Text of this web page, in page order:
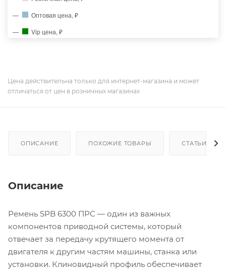
Оптовая цена, ₽
Vip цена, ₽
Цена действительна только для интернет-магазина и может
отличаться от цен в розничных магазинах
ОПИСАНИЕ ПОХОЖИЕ ТОВАРЫ СТАТЬИ
Описание
Ремень SPB 6300 ПРС — один из важных
компонентов приводной системы, который
отвечает за передачу крутящего момента от
двигателя к другим частям машины, станка или
установки. Клиновидный профиль обеспечивает